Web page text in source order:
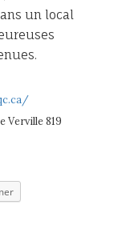
un local
Verville 819